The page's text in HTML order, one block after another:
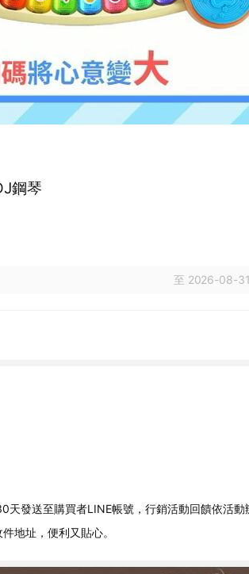
鋼琴
至 2026-08-
天發送至購買者LINE帳號，行銷活動回饋依活動
地址，便利又貼心。